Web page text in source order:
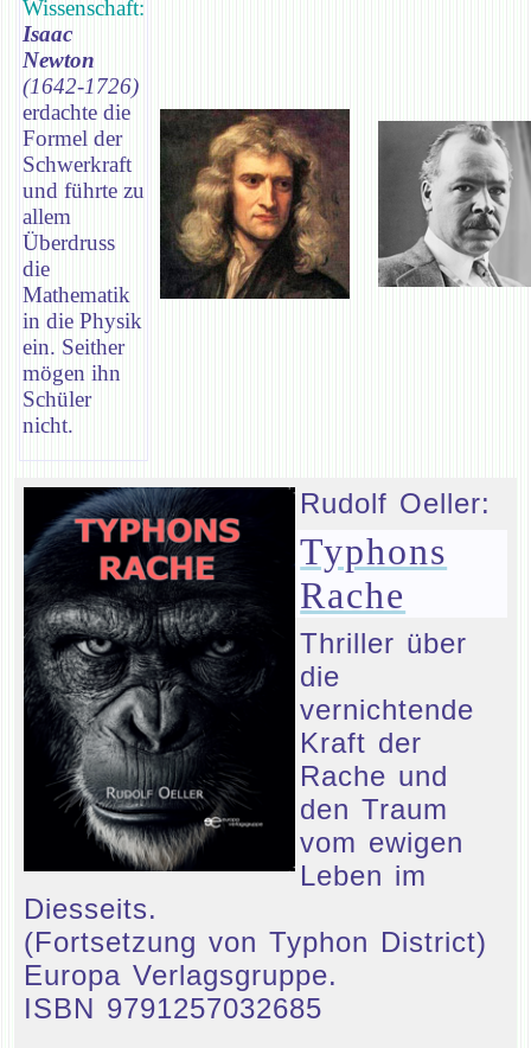
Wissenschaft:
Isaac
Newton
(1642-1726)
erdachte die
Formel der
Schwerkraft
und führte zu
allem
Überdruss
die
Mathematik
in die Physik
ein. Seither
mögen ihn
Schüler
nicht.
Rudolf Oeller:
Typhons
Rache
Thriller über
die
vernichtende
Kraft der
Rache und
den Traum
vom ewigen
Leben im
Diesseits.
(Fortsetzung von Typhon District)
Europa Verlagsgruppe.
ISBN 9791257032685